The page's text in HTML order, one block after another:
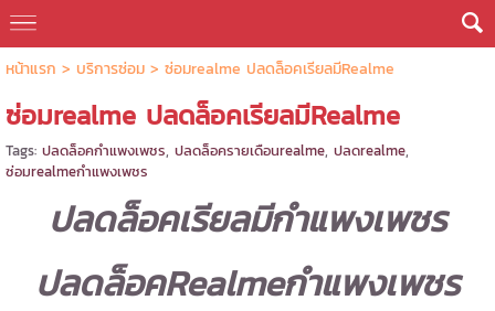
หน้าแรก > บริการซ่อม> ซ่อมrealme ปลดล็อคเรียลมีRealme
ซ่อมrealme ปลดล็อคเรียลมีRealme
Tags: ปลดล็อคกำแพงเพชร, ปลดล็อครายเดือนrealme, ปลดrealme,
ซ่อมrealmeกำแพงเพชร
ปลดล็อคเรียลมีกำแพงเพชร
ปลดล็อคRealmeกำแพงเพชร